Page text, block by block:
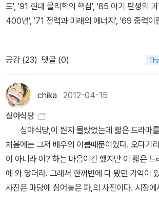
도', '91 현대 물리학의 핵심', '85 아기 탄생의
400년', '71 전력과 미래의 에너지', '69 중력이
가?', '45 지구: 우주에 떠 있는 기적의 행성',
'43 진공과 인플레이션 우주론', '34 확률의 세계
'28 차원이란 무엇인가?', '26 지구 온난화', '4
75 은하 68 항성', '3 인체 21세기 해부학', '2 누
양자론' 등 eBook이 남아 있는 것이 없지 않다.
오고 있는 편이다. 최근에는 중고등학교 수학,
공감 (23) 댓글 (0)
chika 2012-04-15
심야식당
심야식당,이 뭔지 몰랐었는데 짧은 드라마
처음에는 그저 배우의 이름때문이었다. 오다기
이 아니라 어? 하는 마음이긴 했지만 이 짧은 드
에 와 닿더라. 그래서 한꺼번에 다 봤던 기억이
사진은 마당에 심어놓은 파,의 사진이다. 시장에